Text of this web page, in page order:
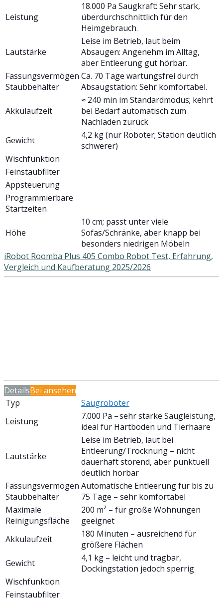
Leistung
18.000 Pa Saugkraft: Sehr stark,
überdurchschnittlich für den
Heimgebrauch.
Lautstärke
Leise im Betrieb, laut beim
Absaugen: Angenehm im Alltag,
aber Entleerung gut hörbar.
Fassungsvermögen
Staubbehälter
Ca. 70 Tage wartungsfrei durch
Absaugstation: Sehr komfortabel.
Akkulaufzeit
≈ 240 min im Standardmodus; kehrt
bei Bedarf automatisch zum
Nachladen zurück
Gewicht
4,2 kg (nur Roboter; Station deutlich
schwerer)
Wischfunktion
Feinstaubfilter
Appsteuerung
Programmierbare
Startzeiten
Höhe
10 cm; passt unter viele
Sofas/Schränke, aber knapp bei
besonders niedrigen Möbeln
iRobot Roomba Plus 405 Combo Robot Test, Erfahrung,
Vergleich und Kaufberatung 2025/2026
DetailsBei ansehen
Typ
Saugroboter
Leistung
7.000 Pa – sehr starke Saugleistung,
ideal für Hartböden und Tierhaare
Lautstärke
Leise im Betrieb, laut bei
Entleerung/Trocknung – nicht
dauerhaft störend, aber punktuell
deutlich hörbar
Fassungsvermögen
Staubbehälter
Automatische Entleerung für bis zu
75 Tage – sehr komfortabel
Maximale
Reinigungsfläche
200 m² – für große Wohnungen
geeignet
Akkulaufzeit
180 Minuten – ausreichend für
größere Flächen
Gewicht
4,1 kg – leicht und tragbar,
Dockingstation jedoch sperrig
Wischfunktion
Feinstaubfilter